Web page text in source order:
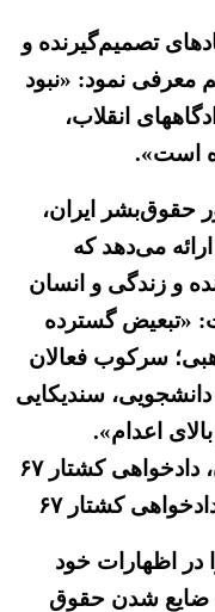
تصمیم‌گیرنده و
معرفی نمود: «نبود
انقلاب،
است».
حقوق‌بشر ایران،
می‌دهد که
و زندگی و انسان
«تبعیض گسترده
سرکوب فعالان
دانشجویی، سندیکایی
اعدام».
کشتار ۶۷
اظهارات خود
ضایع شدن حقوق